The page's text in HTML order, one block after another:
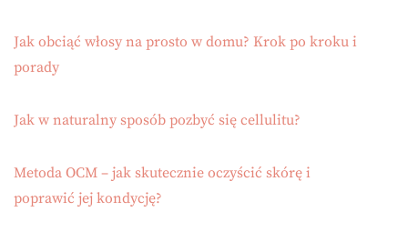
Jak obciąć włosy na prosto w domu? Krok po kroku i
porady
Jak w naturalny sposób pozbyć się cellulitu?
Metoda OCM – jak skutecznie oczyścić skórę i
poprawić jej kondycję?